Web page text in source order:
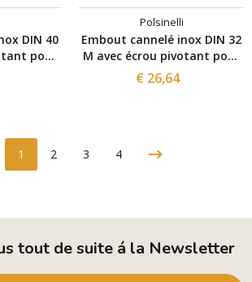
DIN 40
pour
Polsinelli
Embout cannelé inox DIN 32
M avec écrou pivotant pour
tuyau ⌀20
€ 26,64
1 2 3 4
tout de suite á la Newsletter